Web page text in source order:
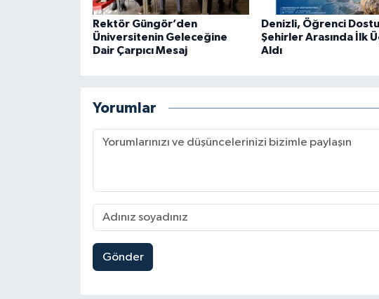
Rektör Güngör’den
Üniversitenin Geleceğine
Dair Çarpıcı Mesaj
Denizli, Öğrenci Dostu
Şehirler Arasında İlk
Aldı
Yorumlar
Gönder